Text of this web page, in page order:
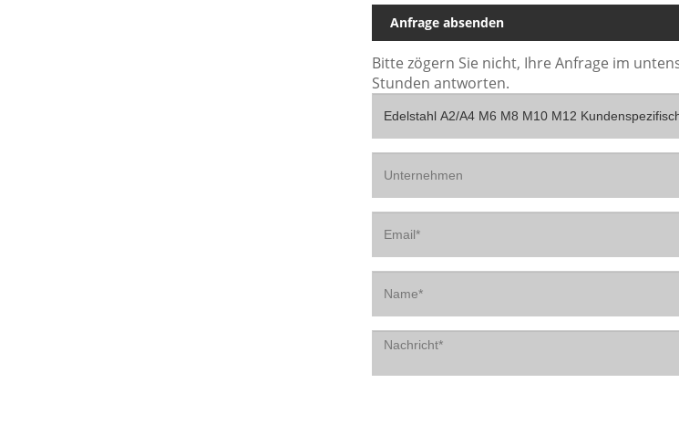
Anfrage absenden
Bitte zögern Sie nicht, Ihre Anfrage im
Stunden antworten.